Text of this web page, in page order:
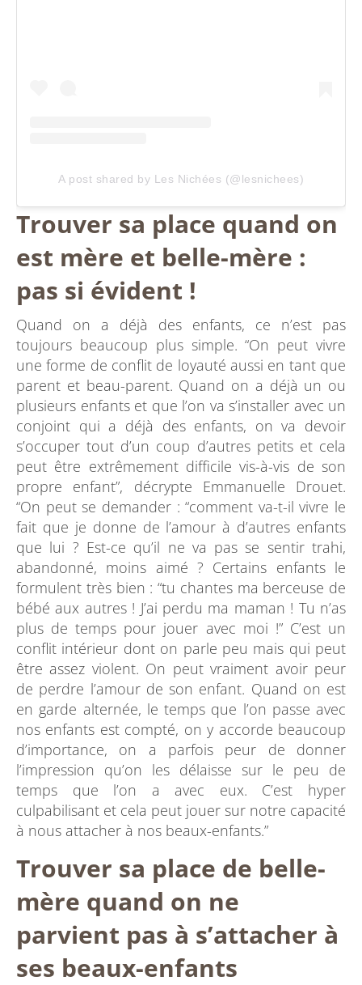
A post shared by Les Nichées (@lesnichees)
Trouver sa place quand on
est mère et belle-mère :
pas si évident !
Quand on a déjà des enfants, ce n’est pas
toujours beaucoup plus simple. “On peut vivre
une forme de conflit de loyauté aussi en tant que
parent et beau-parent. Quand on a déjà un ou
plusieurs enfants et que l’on va s’installer avec un
conjoint qui a déjà des enfants, on va devoir
s’occuper tout d’un coup d’autres petits et cela
peut être extrêmement difficile vis-à-vis de son
propre enfant”, décrypte Emmanuelle Drouet.
“On peut se demander : “comment va-t-il vivre le
fait que je donne de l’amour à d’autres enfants
que lui ? Est-ce qu’il ne va pas se sentir trahi,
abandonné, moins aimé ? Certains enfants le
formulent très bien : “tu chantes ma berceuse de
bébé aux autres ! J’ai perdu ma maman ! Tu n’as
plus de temps pour jouer avec moi !” C’est un
conflit intérieur dont on parle peu mais qui peut
être assez violent. On peut vraiment avoir peur
de perdre l’amour de son enfant. Quand on est
en garde alternée, le temps que l’on passe avec
nos enfants est compté, on y accorde beaucoup
d’importance, on a parfois peur de donner
l’impression qu’on les délaisse sur le peu de
temps que l’on a avec eux. C’est hyper
culpabilisant et cela peut jouer sur notre capacité
à nous attacher à nos beaux-enfants.”
Trouver sa place de belle-
mère quand on ne
parvient pas à s’attacher à
ses beaux-enfants